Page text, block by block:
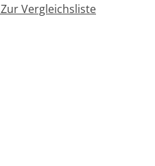
Zur Vergleichsliste